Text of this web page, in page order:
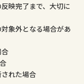
映完了まで、大切に
象外となる場合があ
れた場合